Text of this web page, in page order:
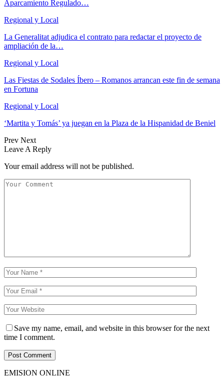
Aparcamiento Regulado…
Regional y Local
La Generalitat adjudica el contrato para redactar el proyecto de
ampliación de la…
Regional y Local
Las Fiestas de Sodales Íbero – Romanos arrancan este fin de semana
en Fortuna
Regional y Local
‘Martita y Tomás’ ya juegan en la Plaza de la Hispanidad de Beniel
Prev Next
Leave A Reply
Your email address will not be published.
Save my name, email, and website in this browser for the next
time I comment.
EMISION ONLINE